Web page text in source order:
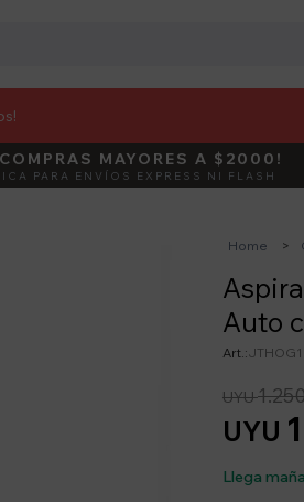
DEBUT ACTIVÁ EL
MAYORES A $2000!
PARA ENVÍOS EXPRESS NI FLASH
Home
Auto
UYU
UYU
Llega